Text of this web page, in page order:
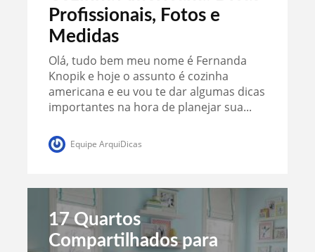
Profissionais, Fotos e
Medidas
Olá, tudo bem meu nome é Fernanda
Knopik e hoje o assunto é cozinha
americana e eu vou te dar algumas dicas
importantes na hora de planejar sua...
Equipe ArquiDicas
17 Quartos
Compartilhados para